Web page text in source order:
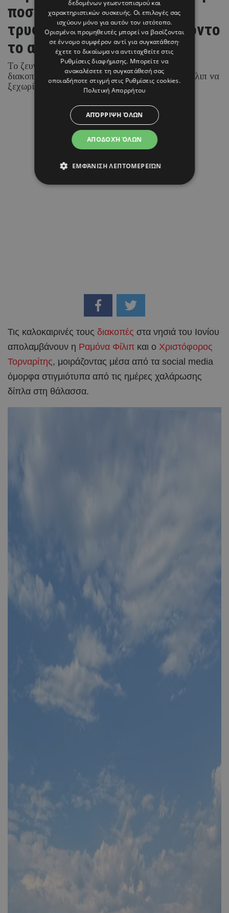
ποστάλ» από το Ιόνιο και το
τρυφερό στιγμιότυπο με φόντο
το απέραντο γαλάζιο
Το ζευγάρι απολαμβάνει τις καλοκαιρινές του
διακοπές στα νησιά του Ιονίου, με τη Ραμόνα Φίλιπ να
ξεχωρίζει για τα chic beach και resort looks της.
07 ΑΥΓΟΥΣΤΟΥ 26 - 15:45
Τις καλοκαιρινές τους διακοπές στα νησιά του Ιονίου
απολαμβάνουν η Ραμόνα Φίλιπ και ο Χριστόφορος
Τορναρίτης, μοιράζοντας μέσα από τα social media
όμορφα στιγμιότυπα από τις ημέρες χαλάρωσης
δίπλα στη θάλασσα.
δεδομένων γεωεντοπισμού και
χαρακτηριστικών συσκευής. Οι επιλογές σας
ισχύουν μόνο για αυτόν τον ιστότοπο.
Ορισμένοι προμηθευτές μπορεί να βασίζονται
σε έννομο συμφέρον αντί για συγκατάθεση·
έχετε το δικαίωμα να αντιταχθείτε στις
Ρυθμίσεις διαφήμισης. Μπορείτε να
ανακαλέσετε τη συγκατάθεσή σας
οποιαδήποτε στιγμή στις Ρυθμίσεις cookies.
Πολιτική Απορρήτου
ΑΠΟΔΟΧΉ ΌΛΩΝ
ΑΠΌΡΡΙΨΗ ΌΛΩΝ
ΕΜΦΆΝΙΣΗ ΛΕΠΤΟΜΕΡΕΙΏΝ